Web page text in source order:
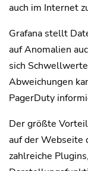
auch im Internet
Grafana stellt
auf Anomalien
sich
Abweichungen
PagerDuty
Der größte
auf der Webseite
zahlreiche